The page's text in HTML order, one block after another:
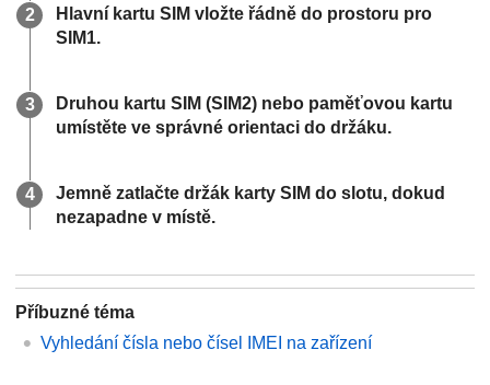
Hlavní kartu SIM vložte řádně do prostoru pro
SIM1.
Druhou kartu SIM (SIM2) nebo paměťovou kartu
umístěte ve správné orientaci do držáku.
Jemně zatlačte držák karty SIM do slotu, dokud
nezapadne v místě.
Příbuzné téma
Vyhledání čísla nebo čísel IMEI na zařízení